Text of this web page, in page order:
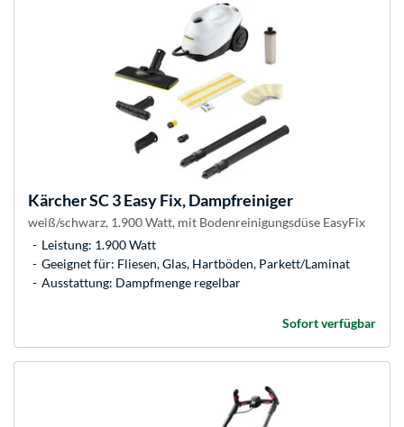
KärcherSC 3 Easy Fix, Dampfreiniger
weiß/schwarz, 1.900 Watt, mit Bodenreinigungsdüse EasyFix
Leistung: 1.900 Watt
Geeignet für: Fliesen, Glas, Hartböden, Parkett/Laminat
Ausstattung: Dampfmenge regelbar
Sofort verfügbar